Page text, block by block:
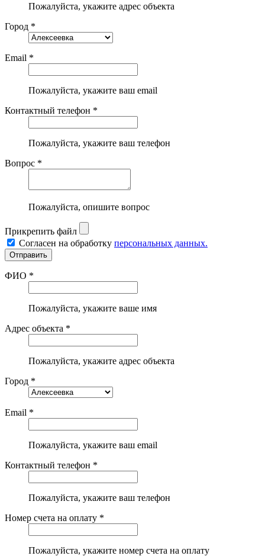
Пожалуйста, укажите адрес объекта
Город *
Email *
Пожалуйста, укажите ваш email
Контактный телефон *
Пожалуйста, укажите ваш телефон
Вопрос *
Пожалуйста, опишите вопрос
Прикрепить файл
Согласен на обработку персональных данных.
ФИО *
Пожалуйста, укажите ваше имя
Адрес объекта *
Пожалуйста, укажите адрес объекта
Город *
Email *
Пожалуйста, укажите ваш email
Контактный телефон *
Пожалуйста, укажите ваш телефон
Номер счета на оплату *
Пожалуйста, укажите номер счета на оплату